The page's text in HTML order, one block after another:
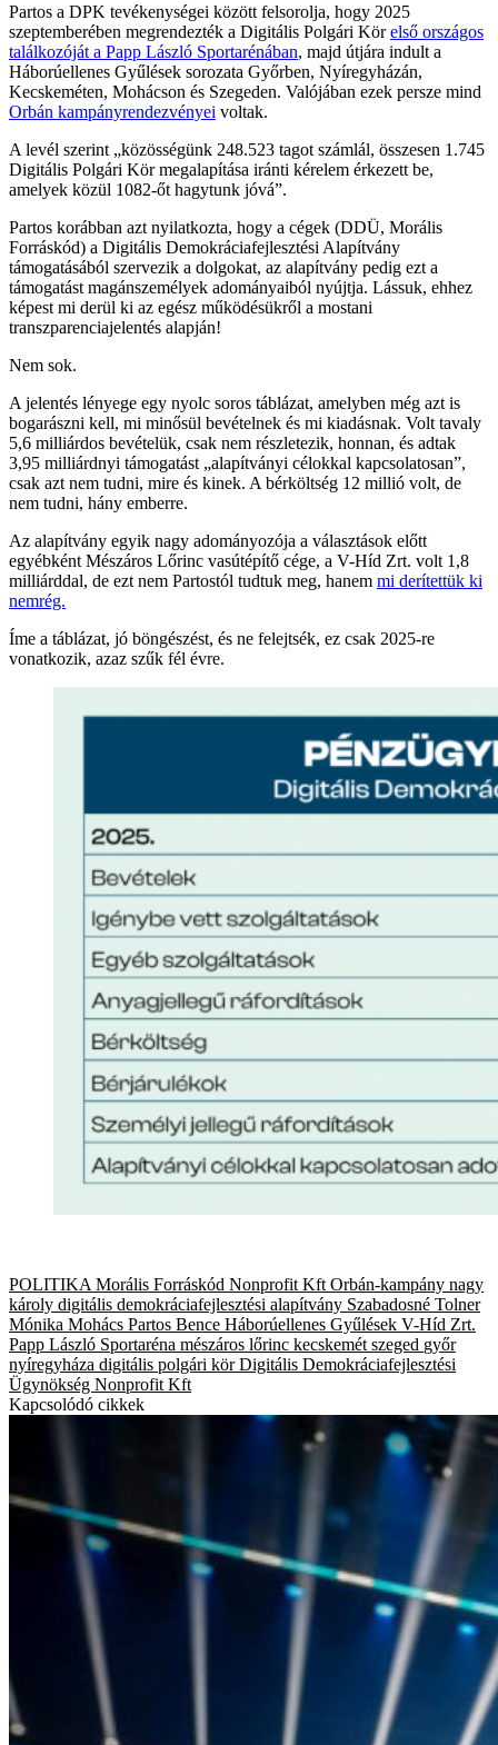
Partos a DPK tevékenységei között felsorolja, hogy 2025
szeptemberében megrendezték a Digitális Polgári Körelső országos
találkozóját a Papp László Sportarénában, majd útjára indult a
Háborúellenes Gyűlések sorozata Győrben, Nyíregyházán,
Kecskeméten, Mohácson és Szegeden. Valójában ezek persze mind
Orbán kampányrendezvényei voltak.
A levél szerint „közösségünk 248.523 tagot számlál, összesen 1.745
Digitális Polgári Kör megalapítása iránti kérelem érkezett be,
amelyek közül 1082-őt hagytunk jóvá”.
Partos korábban azt nyilatkozta, hogy a cégek (DDÜ, Morális
Forráskód) a Digitális Demokráciafejlesztési Alapítvány
támogatásából szervezik a dolgokat, az alapítvány pedig ezt a
támogatást magánszemélyek adományaiból nyújtja. Lássuk, ehhez
képest mi derül ki az egész működésükről a mostani
transzparenciajelentés alapján!
Nem sok.
A jelentés lényege egy nyolc soros táblázat, amelyben még azt is
bogarászni kell, mi minősül bevételnek és mi kiadásnak. Volt tavaly
5,6 milliárdos bevételük, csak nem részletezik, honnan, és adtak
3,95 milliárdnyi támogatást „alapítványi célokkal kapcsolatosan”,
csak azt nem tudni, mire és kinek. A bérköltség 12 millió volt, de
nem tudni, hány emberre.
Az alapítvány egyik nagy adományozója a választások előtt
egyébként Mészáros Lőrinc vasútépítő cége, a V-Híd Zrt. volt 1,8
milliárddal, de ezt nem Partostól tudtuk meg, hanem mi derítettük ki
nemrég.
Íme a táblázat, jó böngészést, és ne felejtsék, ez csak 2025-re
vonatkozik, azaz szűk fél évre.
POLITIKA Morális Forráskód Nonprofit Kft Orbán-kampány nagy
károly digitális demokráciafejlesztési alapítvány Szabadosné Tolner
Mónika Mohács Partos Bence Háborúellenes Gyűlések V-Híd Zrt.
Papp László Sportaréna mészáros lőrinc kecskemét szeged győr
nyíregyháza digitális polgári kör Digitális Demokráciafejlesztési
Ügynökség Nonprofit Kft
Kapcsolódó cikkek